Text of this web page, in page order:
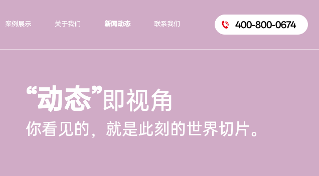
案例展示 关于我们 新闻动态 联系我们 400-800-0674
“动态”即视角
你看见的，就是此刻的世界切片。